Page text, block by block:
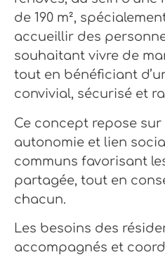
de 190 m²,
accueillir des
souhaitant vivre de
tout en bénéficiant
convivial, sécurisé et
Ce concept repose
autonomie et lien
communs favorisant
partagée, tout en
chacun.
Les besoins des
accompagnés et